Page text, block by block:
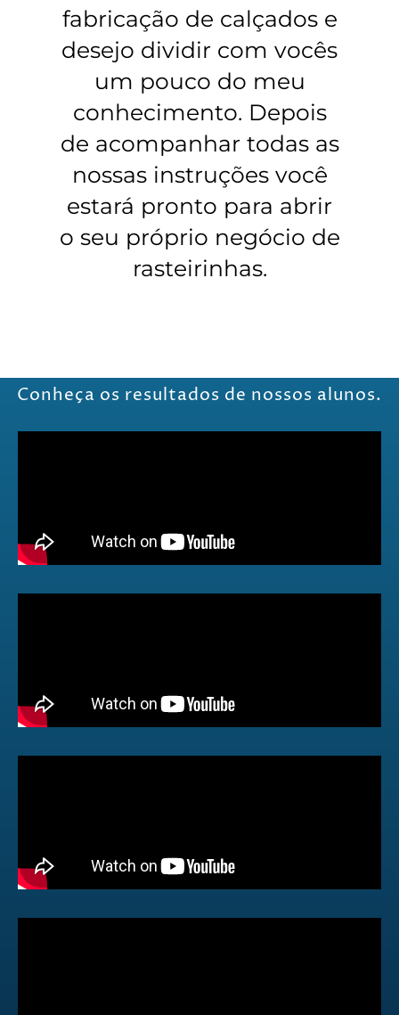
fabricação de calçados e
desejo dividir com vocês
um pouco do meu
conhecimento. Depois
de acompanhar todas as
nossas instruções você
estará pronto para abrir
o seu próprio negócio de
rasteirinhas.
Conheça os resultados de nossos alunos.